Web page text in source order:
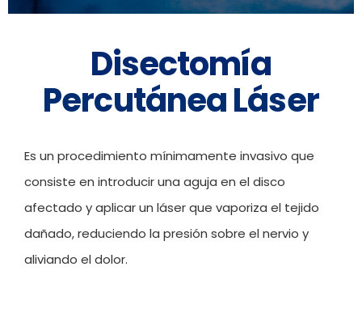
Disectomía
Percutánea Láser
Es un procedimiento mínimamente invasivo que
consiste en introducir una aguja en el disco
afectado y aplicar un láser que vaporiza el tejido
dañado, reduciendo la presión sobre el nervio y
aliviando el dolor.